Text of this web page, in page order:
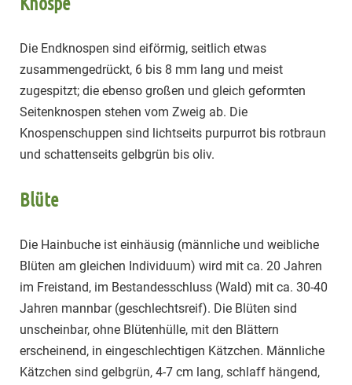
Die Endknospen sind eiförmig, seitlich etwas
zusammengedrückt, 6 bis 8 mm lang und meist
zugespitzt; die ebenso großen und gleich geformten
Seitenknospen stehen vom Zweig ab. Die
Knospenschuppen sind lichtseits purpurrot bis rotbraun
und schattenseits gelbgrün bis oliv.
Blüte
Die Hainbuche ist einhäusig (männliche und weibliche
Blüten am gleichen Individuum) wird mit ca. 20 Jahren
im Freistand, im Bestandesschluss (Wald) mit ca. 30-40
Jahren mannbar (geschlechtsreif). Die Blüten sind
unscheinbar, ohne Blütenhülle, mit den Blättern
erscheinend, in eingeschlechtigen Kätzchen. Männliche
Kätzchen sind gelbgrün, 4-7 cm lang, schlaff hängend,